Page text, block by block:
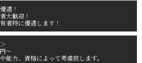
遇！
大歓迎！
者特に優遇します！
〜
能力、資格によって考慮致します。